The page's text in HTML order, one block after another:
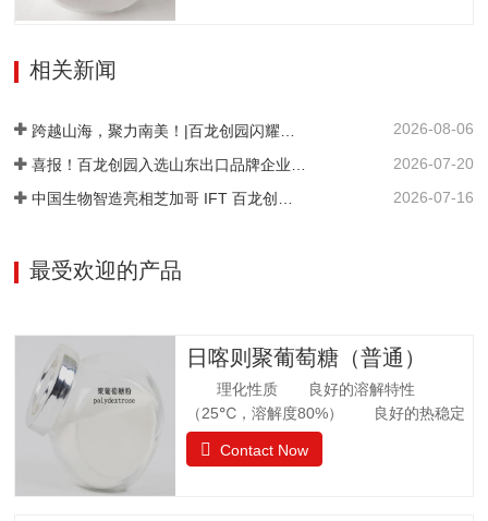
能力很强。热稳定比蔗糖略差，不被大多
数细菌和酵母所发酵。遮蔽异味，平衡口
感和风味。在高温下长时间加热比蔗糖稍
易容易着色。 法规许可中国：食品添加剂
相关新闻
2026-08-06
2026-07-20
中国生物智造亮相芝加哥 IFT 百龙创园 S1421 展位引爆全球健康配料洽谈热潮 2026-07-16
最受欢迎的产品
日喀则聚葡萄糖（普通）
理化性质 良好的溶解特性
（25℃，溶解度80%） 良好的热稳定
性 环境湿度高，充分吸水 法规
许可 57个国家批准应用聚葡萄糖.
Contact Now